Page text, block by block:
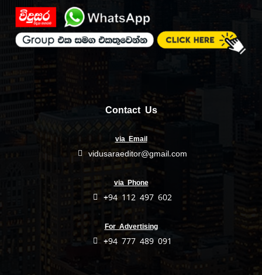
Contact Us
via Email
vidusaraeditor@gmail.com
via Phone
+94 112 497 602
For Advertising
+94 777 489 091